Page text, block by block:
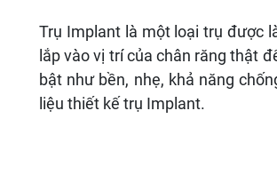
Trụ Implant là một loại trụ được
lắp vào vị trí của chân răng thật
bật như bền, nhẹ, khả năng
liệu thiết kế trụ Implant.